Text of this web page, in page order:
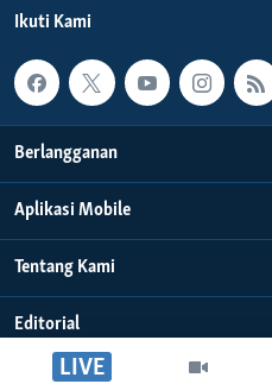
LIVE
Ikuti Kami
Berlangganan
Aplikasi Mobile
Tentang Kami
Editorial